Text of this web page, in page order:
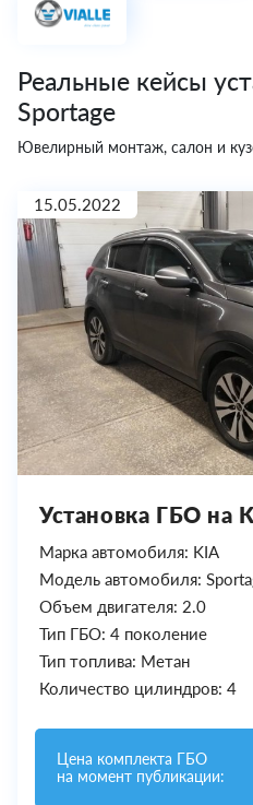
Реальные кейсы
Sportage
Ювелирный монтаж, салон и
15.05.2022
Установка ГБО на
Марка автомобиля: KIA
Модель автомобиля:
Объем двигателя: 2.0
Тип ГБО: 4 поколение
Тип топлива: Метан
Количество цилиндров: 4
Цена комплекта ГБО
на момент публикации: